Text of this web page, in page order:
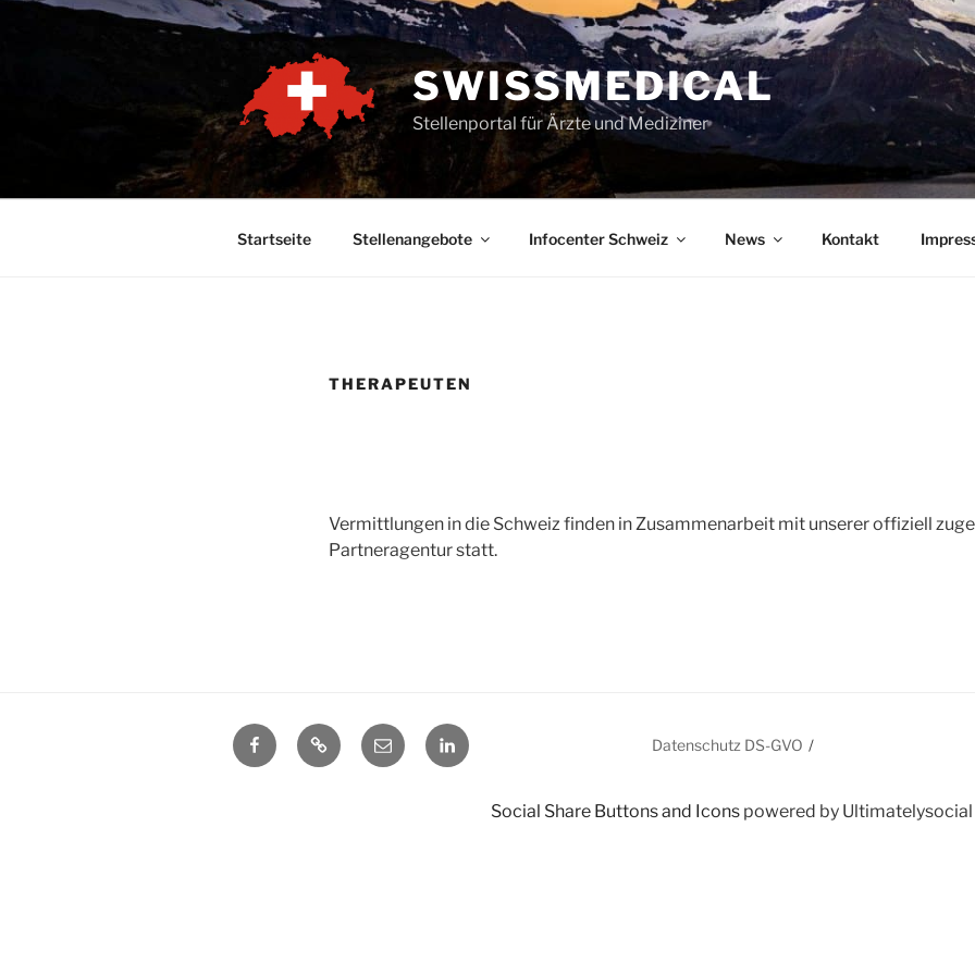
SWISSMEDICAL
Stellenportal für Ärzte und Mediziner
Startseite Stellenangebote Infocenter Schweiz News Kontakt
THERAPEUTEN
Vermittlungen in die Schweiz finden in Zusammenarbeit mit unserer offiziell
Partneragentur statt.
FacebookXing
E-
Mail
LikedIn Datenschutz DS-GVO
Social Share Buttons and Iconspowered by Ultimatelysocial